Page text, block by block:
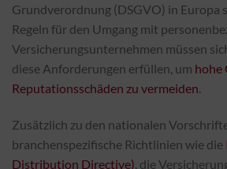
Grundverordnung (DSGVO) in Europa
Regeln für den Umgang mit
Versicherungsunternehmen müssen
diese Anforderungen erfüllen, um hohe
Reputationsschäden zu vermeiden.
Zusätzlich zu den nationalen
branchenspezifische Richtlinien wie die
Distribution Directive) , die